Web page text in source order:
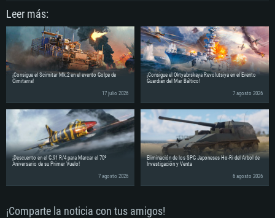
Leer más:
¡Consigue el Scimitar Mk.2 en el evento Golpe de
Cimitarra!
17 julio 2026
¡Consigue el Oktyabrskaya Revolutsiya en el Evento
Guardián del Mar Báltico!
7 agosto 2026
¡Descuento en el G.91 R/4 para Marcar el 70º
Aniversario de su Primer Vuelo!
7 agosto 2026
Eliminación de los SPG Japoneses Ho-Ri del Árbol de
Investigación y Venta
6 agosto 2026
¡Comparte la noticia con tus amigos!